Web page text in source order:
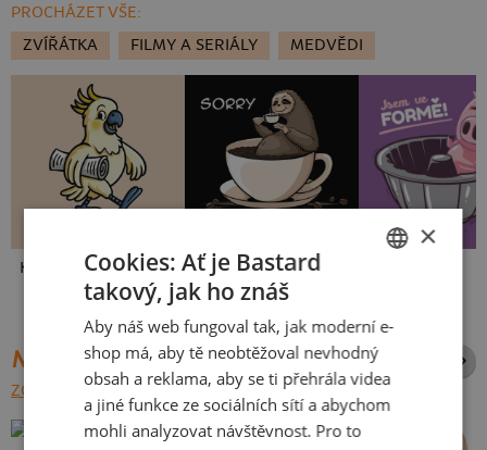
PROCHÁZET VŠE:
ZVÍŘÁTKA
FILMY A SERIÁLY MEDVĚDI
Kakat-du V pressu
NEJPRODÁVANĚJŠÍ POTISKY
ZOBRAZIT VŠECHNY
SLOVAK
×
Cookies: Ať je Bastard
takový, jak ho znáš
Aby náš web fungoval tak, jak moderní e-
shop má, aby tě neobtěžoval nevhodný
obsah a reklama, aby se ti přehrála videa
a jiné funkce ze sociálních sítí a abychom
mohli analyzovat návštěvnost. Pro to